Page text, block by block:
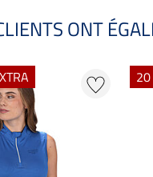
ONT
20